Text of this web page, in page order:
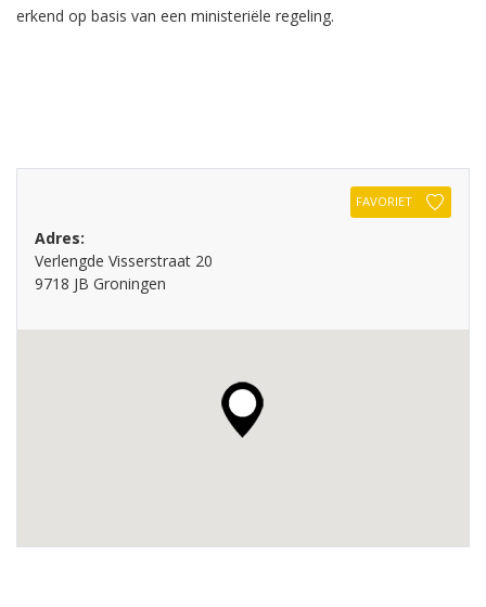
erkend op basis van een ministeriële regeling.
FAVORIET
Adres:
Verlengde Visserstraat 20
9718 JB Groningen